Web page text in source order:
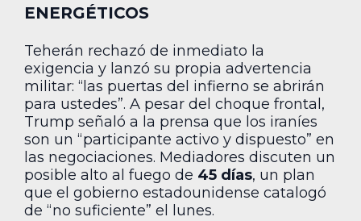
ENERGÉTICOS
Teherán rechazó de inmediato la
exigencia y lanzó su propia advertencia
militar: “las puertas del infierno se abrirán
para ustedes”. A pesar del choque frontal,
Trump señaló a la prensa que los iraníes
son un “participante activo y dispuesto” en
las negociaciones. Mediadores discuten un
posible alto al fuego de 45 días, un plan
que el gobierno estadounidense catalogó
de “no suficiente” el lunes.